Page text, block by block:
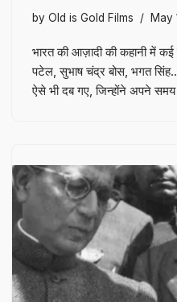
by Old is Gold Films May
भारत की आज़ादी की कहानी में कई
पटेल, सुभाष चंद्र बोस, भगत
ऐसे भी दब गए, जिन्होंने अपने समय